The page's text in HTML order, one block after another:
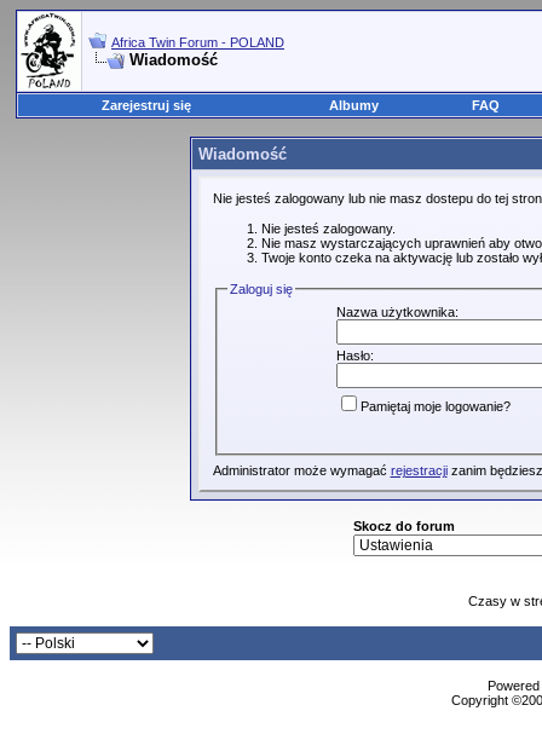
Africa Twin Forum - POLAND
Wiadomość
Zarejestruj się Albumy FAQ
Wiadomość
Nie jesteś zalogowany lub nie masz dostepu do tej
Nie jesteś zalogowany.
Nie masz wystarczających uprawnień aby
Twoje konto czeka na aktywację lub zostało
Zaloguj się
Nazwa użytkownika:
Hasło:
Pamiętaj moje logowanie?
Administrator może wymagać rejestracjizanim
Skocz do forum
Czasy w
Copyright